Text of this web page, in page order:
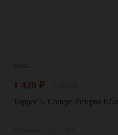
1 420 ₽
Торрес 5. Солера Резерва 0,5л